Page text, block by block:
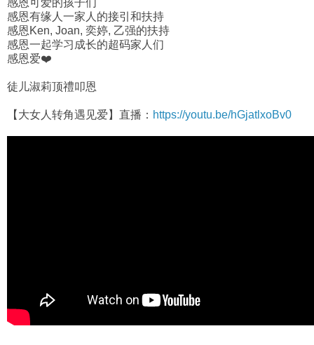
感恩有缘人一家人的接引和扶持
感恩Ken, Joan, 奕婷, 乙强的扶持
感恩一起学习成长的超码家人们
感恩爱❤️
徒儿淑莉顶禮叩恩
【大女人转角遇见爱】直播： https://youtu.be/hGjatlxoBv0